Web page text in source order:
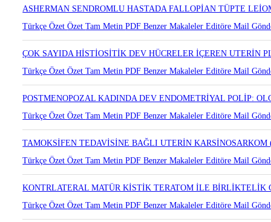
Türkçe ÖzetÖzetTam MetinPDFBenzer MakalelerEditöre Mail
ASHERMAN SENDROMLU HASTADA FALLOPİAN TÜPTE
Türkçe ÖzetÖzetTam MetinPDFBenzer MakalelerEditöre Mail
ÇOK SAYIDA HİSTİOSİTİK DEV HÜCRELER İÇEREN UTERİN
Türkçe ÖzetÖzetTam MetinPDFBenzer MakalelerEditöre Mail
POSTMENOPOZAL KADINDA DEV ENDOMETRİYAL POLİP:
Türkçe ÖzetÖzetTam MetinPDFBenzer MakalelerEditöre Mail
TAMOKSİFEN TEDAVİSİNE BAĞLI UTERİN
Türkçe ÖzetÖzetTam MetinPDFBenzer MakalelerEditöre Mail
KONTRLATERAL MATÜR KİSTİK TERATOM İLE BİRLİKTELİK